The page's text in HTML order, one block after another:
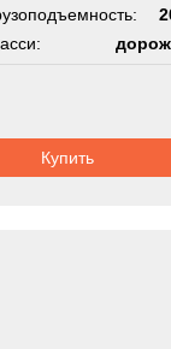
Купить